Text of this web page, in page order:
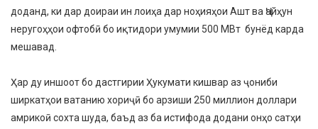
доданд, ки дар доираи ин лоиҳа дар ноҳияҳои Ашт ва Ҷайҳун
неругоҳҳои офтобӣ бо иқтидори умумии 500 МВт бунёд карда
мешавад.
Ҳар ду иншоот бо дастгирии Ҳукумати кишвар аз ҷониби
ширкатҳои ватанию хориҷӣ бо арзиши 250 миллион доллари
амрикоӣ сохта шуда, баъд аз ба истифода додани онҳо сатҳи